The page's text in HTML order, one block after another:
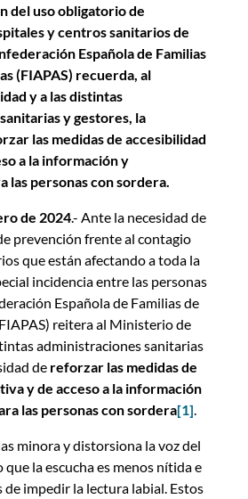
del uso obligatorio de
y centros sanitarios de
Española de Familias
(FIAPAS) recuerda, al
y a las distintas
y gestores, la
las medidas de accesibilidad
a la información y
las personas con sordera.
de 2024.- Ante la necesidad de
prevención frente al contagio
que están afectando a toda la
incidencia entre las personas
Española de Familias de
reitera al Ministerio de
administraciones sanitarias
de reforzar las medidas de
y de acceso a la información
las personas con sordera[1]
minora y distorsiona la voz del
la escucha es menos nítida e
de impedir la lectura labial. Estos